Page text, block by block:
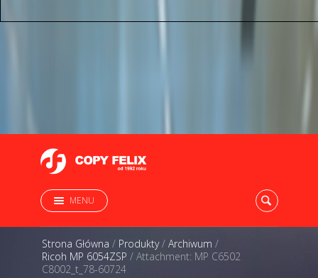
MENU
Strona Główna / Produkty/ Archiwum /
Ricoh MP 6054ZSP / Attachment: MP C6502
C8002_t_78-60724